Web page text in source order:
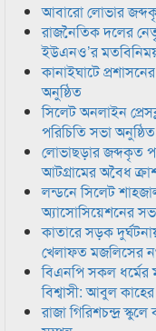
আবারো লোভার
রাজনৈতিক দলের
ইউএনও’র
কানাইঘাটে
অনুষ্ঠিত
সিলেট অনলাইন
পরিচিতি সভা অনুষ্ঠিত
লোভাছড়ার জব্দকৃত
আটগ্রামের অবৈধ
লন্ডনে সিলেট
অ্যাসোসিয়েশনের
কাতারে সড়ক
খেলাফত মজলিসের
বিএনপি সকল ধর্মের
বিশ্বাসী: আবুল
রাজা গিরিশচন্দ্র